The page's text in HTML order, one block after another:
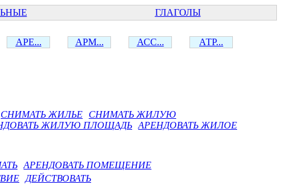
ГЛАГОЛЫ
АРЕ... АРМ... АСС...
АТР...
СНИМАТЬ ЖИЛЬЕ
СНИМАТЬ ЖИЛУЮ
ЖИЛУЮ ПЛОЩАДЬ АРЕНДОВАТЬ ЖИЛОЕ
АРЕНДОВАТЬ ПОМЕЩЕНИЕ
ДЕЙСТВОВАТЬ